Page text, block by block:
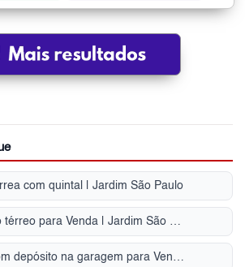
com quintal | Jardim São Paulo
Apartamento no térreo para Venda | Jardim São Paulo
Apartamento com depósito na garagem para Venda | Jardim São Paulo